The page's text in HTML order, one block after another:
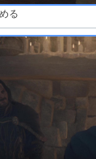
る